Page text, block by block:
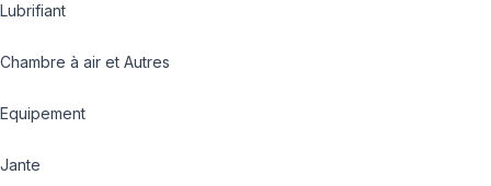
Lubrifiant
Chambre à air et Autres
Equipement
Jante